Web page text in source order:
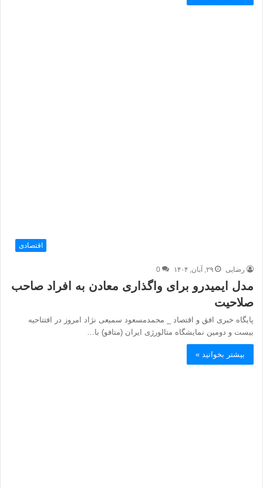
اقتصادی
رضایی ۲۹, آبان, ۱۴۰۴ 0
مدل ایمیدرو برای واگذاری معادن به افراد صاحب
صلاحیت
پایگاه خبری افق و اقتصاد _ محمدمسعود سمیعی نژاد امروز در افتتاحیه
بیست و دومین نمایشگاه متالورژی ایران (متافو‌) با…
بیشتر بخوانید »